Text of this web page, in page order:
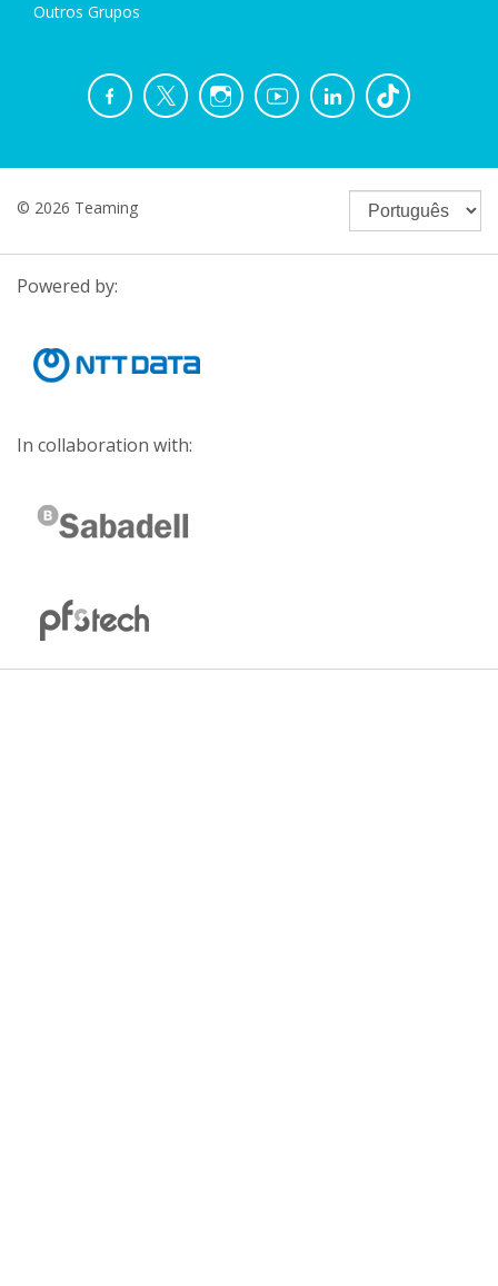
Outros Grupos
© 2026 Teaming
Powered by:
In collaboration with: